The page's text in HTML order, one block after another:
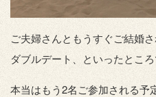
ご夫婦さんともうすぐご結婚さ
ダブルデート、といったとこ
本当はもう2名ご参加される予